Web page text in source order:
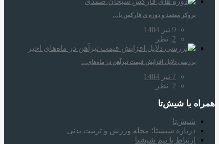
بروکر معتمد و دوره‌ ی فارکس با…
9 تیر 1404
2 نظر
بررسی دلایل افزایش قیمت تیرآهن در ماه‌های…
7 تیر 1404
2 نظر
همراه‌ با شیش‌تا
شیش‌تا
درباره شیشتا؛ مجله ورزش و تربیت بدنی
ارتباط با تیم شیشتا